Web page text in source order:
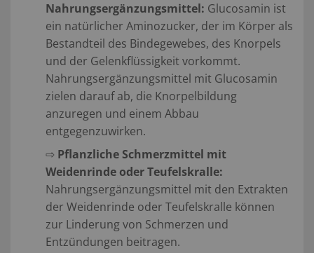
Nahrungsergänzungsmittel: Glucosamin ist
ein natürlicher Aminozucker, der im Körper als
Bestandteil des Bindegewebes, des Knorpels
und der Gelenkflüssigkeit vorkommt.
Nahrungsergänzungsmittel mit Glucosamin
zielen darauf ab, die Knorpelbildung
anzuregen und einem Abbau
entgegenzuwirken.
⇨ Pflanzliche Schmerzmittel mit
Weidenrinde oder Teufelskralle:
Nahrungsergänzungsmittel mit den Extrakten
der Weidenrinde oder Teufelskralle können
zur Linderung von Schmerzen und
Entzündungen beitragen.